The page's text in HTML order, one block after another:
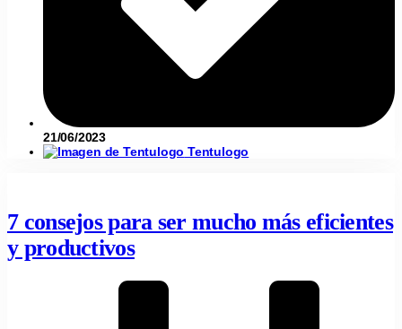
21/06/2023
Tentulogo
7 consejos para ser mucho más eficientes
y productivos